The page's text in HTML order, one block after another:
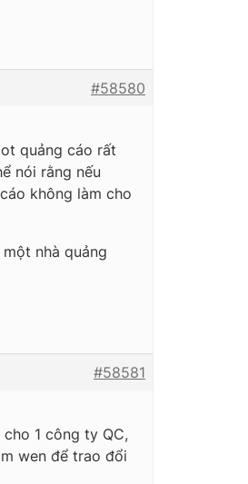
#58580
quảng cáo rất
nói rằng nếu
không làm cho
nhà quảng
#58581
1 công ty QC,
wen để trao đổi